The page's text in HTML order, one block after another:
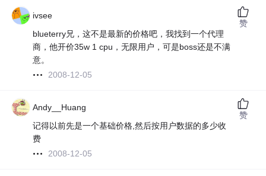
ivsee
blueterry兄，这不是最新的价格吧，我找到一个代理
商，他开价35w 1 cpu，无限用户，可是boss还是不满
意。
2008-12-05
赞
Andy__Huang
记得以前先是一个基础价格,然后按用户数据的多少收
费
2008-12-05
赞